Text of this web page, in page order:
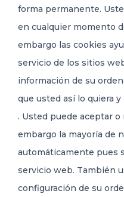
forma permanente.
en cualquier momento
embargo las cookies
servicio de los sitios
información de su
que usted así lo quiera
. Usted puede aceptar
embargo la mayoría de
automáticamente pues
servicio web. También
configuración de su